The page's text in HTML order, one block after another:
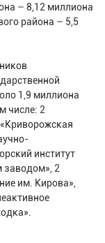
– 8,12 миллиона
района – 5,5
1,9 миллиона
числе: 2
институт
заводом», 2
им. Кирова»,